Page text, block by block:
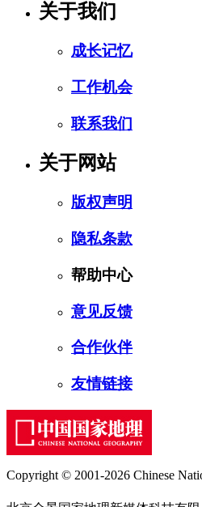
关于我们
成长记忆
工作机会
联系我们
关于网站
版权声明
隐私条款
帮助中心
意见反馈
合作伙伴
友情链接
Copyright © 2001-2026 Chinese